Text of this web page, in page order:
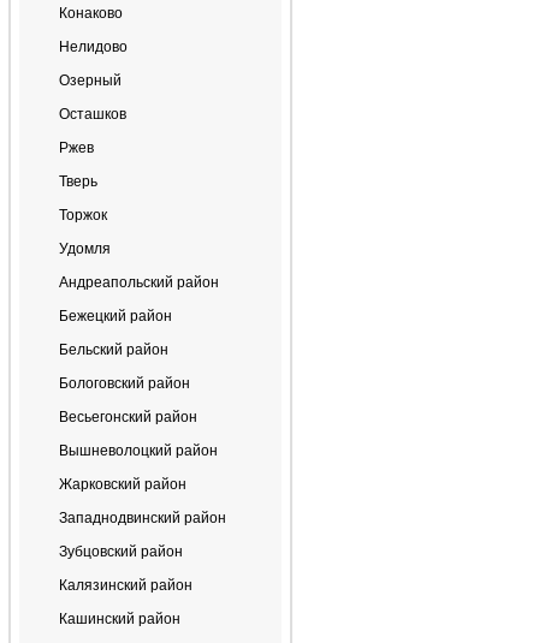
Конаково
Нелидово
Озерный
Осташков
Ржев
Тверь
Торжок
Удомля
Андреапольский район
Бежецкий район
Бельский район
Бологовский район
Весьегонский район
Вышневолоцкий район
Жарковский район
Западнодвинский район
Зубцовский район
Калязинский район
Кашинский район